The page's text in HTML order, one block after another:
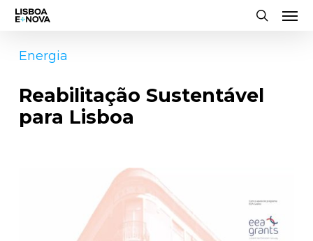
Skip
main
Energia
Reabilitação Sustentável
para Lisboa